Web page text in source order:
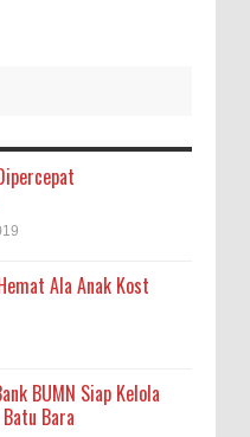
Ala Anak Kost
BUMN Siap Kelola
Bara